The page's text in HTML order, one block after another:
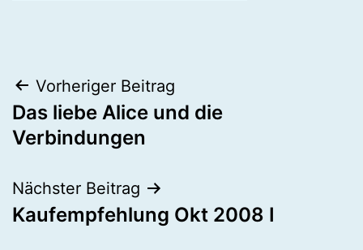
Beitragsnavigation
Vorheriger Beitrag
Das liebe Alice und die
Verbindungen
Nächster Beitrag
Kaufempfehlung Okt 2008 I